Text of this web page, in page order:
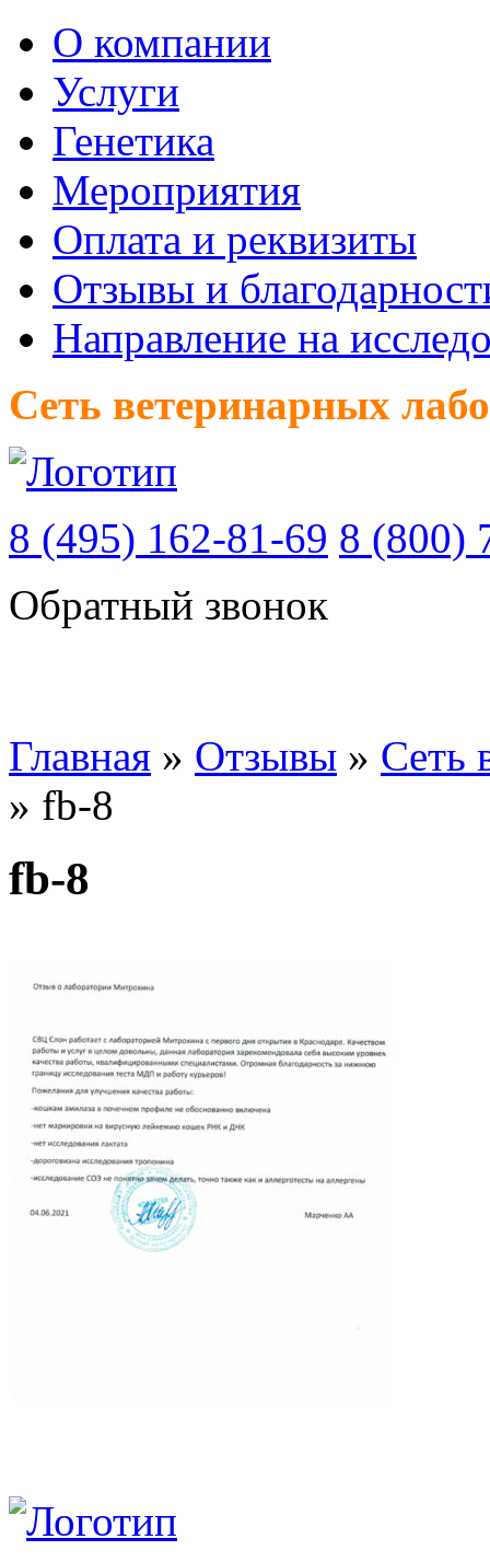
О компании
Услуги
Генетика
Мероприятия
Оплата и реквизиты
Отзывы и
Направление на
Сеть ветеринарных
8 (495) 162-81-69 8 (800)
Обратный звонок
Главная » Отзывы » Сеть
» fb-8
fb-8